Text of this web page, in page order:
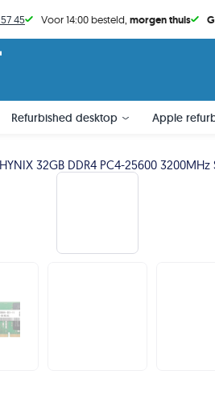
45 Voor 14:00 besteld, morgen thuis
Refurbished desktop Apple
HYNIX 32GB DDR4 PC4-25600